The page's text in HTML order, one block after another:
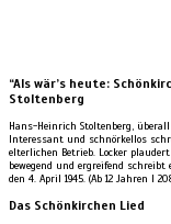
“Als wär’s heute:
Stoltenberg
Hans-Heinrich Stoltenberg,
Interessant und schnörkellos
elterlichen Betrieb. Locker
bewegend und ergreifend
den 4. April 1945. (Ab 12 Jahren I
Das Schönkirchen Lied